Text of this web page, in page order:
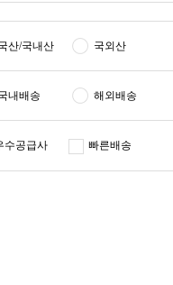
산/국내산 국외산
내배송 해외배송
수공급사 빠른배송